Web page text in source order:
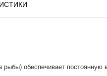
рыбы) обеспечивает